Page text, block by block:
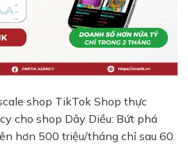
shop TikTok Shop thực
cho shop Dây Diều: Bứt phá
hơn 500 triệu/tháng chỉ sau 60